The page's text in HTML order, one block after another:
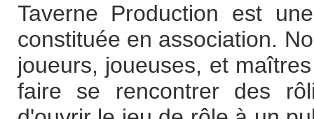
Taverne Production est
constituée en association.
joueurs, joueuses, et
faire se rencontrer des